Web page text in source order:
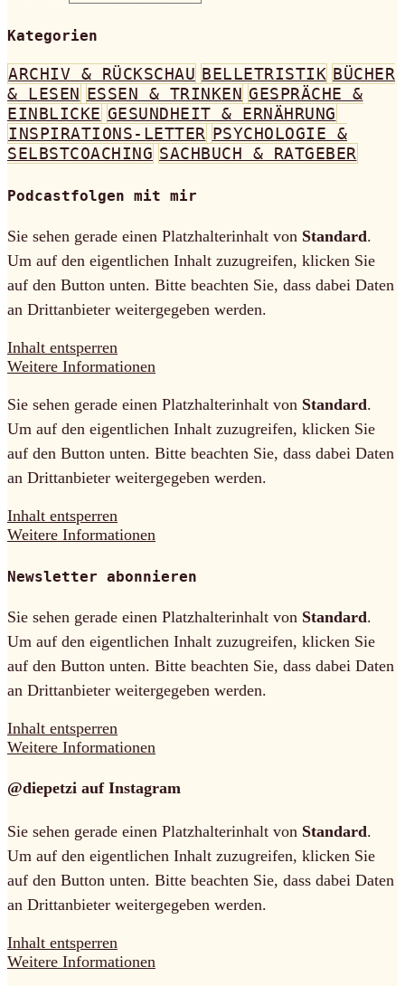
Kategorien
ARCHIV & RÜCKSCHAU BELLETRISTIK BÜCHER
& LESEN ESSEN & TRINKEN GESPRÄCHE &
EINBLICKE GESUNDHEIT & ERNÄHRUNG
INSPIRATIONS-LETTER PSYCHOLOGIE &
SELBSTCOACHING SACHBUCH & RATGEBER
Podcastfolgen mit mir
Sie sehen gerade einen Platzhalterinhalt von Standard.
Um auf den eigentlichen Inhalt zuzugreifen, klicken Sie
auf den Button unten. Bitte beachten Sie, dass dabei Daten
an Drittanbieter weitergegeben werden.
Inhalt entsperren
Weitere Informationen
Sie sehen gerade einen Platzhalterinhalt von Standard.
Um auf den eigentlichen Inhalt zuzugreifen, klicken Sie
auf den Button unten. Bitte beachten Sie, dass dabei Daten
an Drittanbieter weitergegeben werden.
Inhalt entsperren
Weitere Informationen
Newsletter abonnieren
Sie sehen gerade einen Platzhalterinhalt von Standard.
Um auf den eigentlichen Inhalt zuzugreifen, klicken Sie
auf den Button unten. Bitte beachten Sie, dass dabei Daten
an Drittanbieter weitergegeben werden.
Inhalt entsperren
Weitere Informationen
@diepetzi auf Instagram
Sie sehen gerade einen Platzhalterinhalt von Standard.
Um auf den eigentlichen Inhalt zuzugreifen, klicken Sie
auf den Button unten. Bitte beachten Sie, dass dabei Daten
an Drittanbieter weitergegeben werden.
Inhalt entsperren
Weitere Informationen